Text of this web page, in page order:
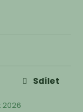
Sdílet